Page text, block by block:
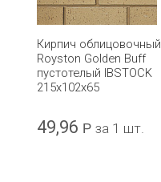
Кирпич облицовочный
Royston Golden Buff
пустотелый IBSTOCK
215x102x65
49,96 Р за 1 шт.